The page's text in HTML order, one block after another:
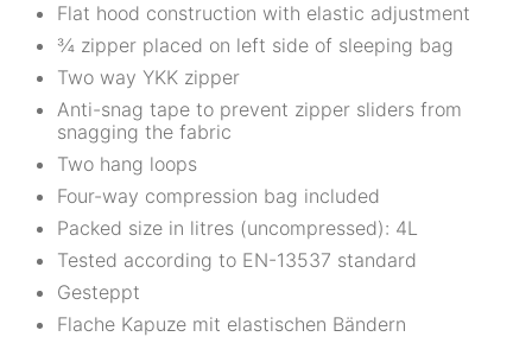
Flat hood construction with elastic adjustment
¾ zipper placed on left side of sleeping bag
Two way YKK zipper
Anti-snag tape to prevent zipper sliders from
snagging the fabric
Two hang loops
Four-way compression bag included
Packed size in litres (uncompressed): 4L
Tested according to EN-13537 standard
Gesteppt
Flache Kapuze mit elastischen Bändern